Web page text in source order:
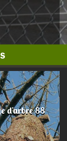
d'arbre 88